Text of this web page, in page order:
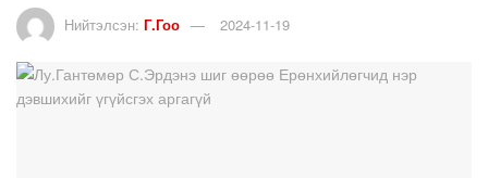
Нийтэлсэн: Г.Гоо 2024-11-19